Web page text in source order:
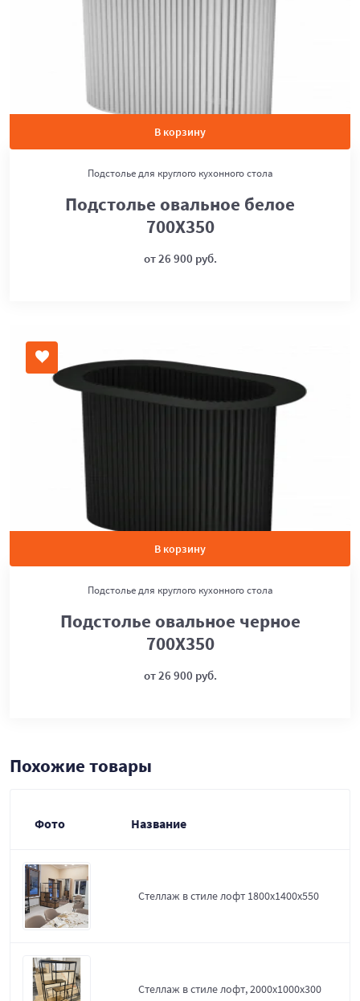
В корзину
Подстолье для круглого кухонного стола
Подстолье овальное белое
700Х350
от 26 900 руб.
В корзину
Подстолье для круглого кухонного стола
Подстолье овальное черное
700Х350
от 26 900 руб.
Похожие товары
Фото Название
Стеллаж в стиле лофт 1800х1400х550
Стеллаж в стиле лофт, 2000х1000х300